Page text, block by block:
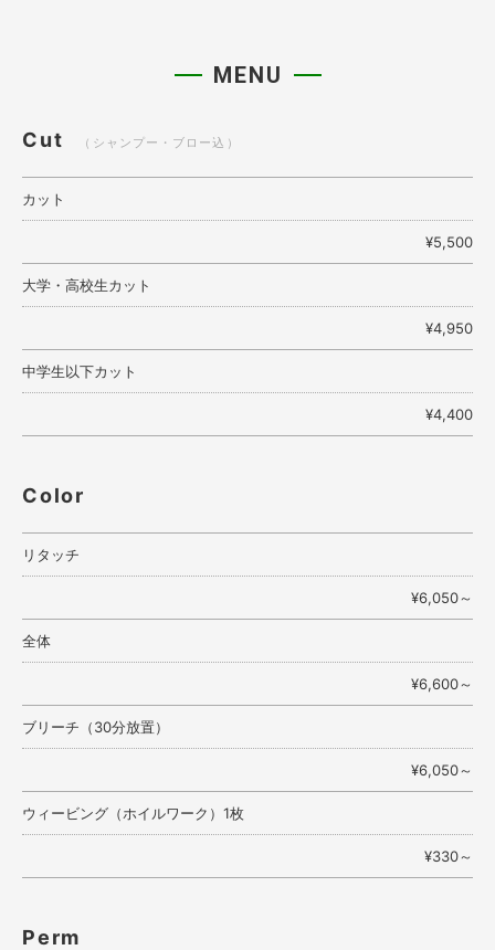
MENU
Cut （シャンプー・ブロー込）
カット
¥5,500
大学・高校生カット
¥4,950
中学生以下カット
¥4,400
Color
リタッチ
¥6,050～
全体
¥6,600～
ブリーチ（30分放置）
¥6,050～
ウィービング（ホイルワーク）1枚
¥330～
Perm